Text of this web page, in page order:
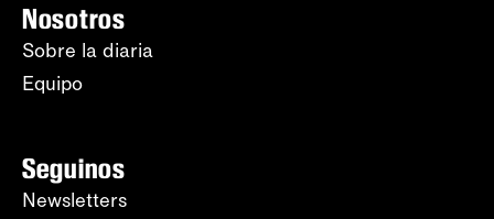
Nosotros
Sobre la diaria
Equipo
Seguinos
Newsletters